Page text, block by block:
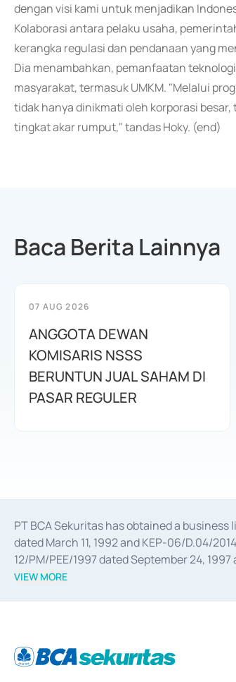
dengan visi kami untuk menjadikan
Kolaborasi antara pelaku usaha,
kerangka regulasi dan pendanaan yang
Dia menambahkan, pemanfaatan
masyarakat, termasuk UMKM. "Melalui
tidak hanya dinikmati oleh korporasi
tingkat akar rumput," tandas Hoky. (end)
Baca Berita Lainnya
07 AUG 2026
ANGGOTA DEWAN
KOMISARIS NSSS
BERUNTUN JUAL SAHAM DI
PASAR REGULER
PT BCA Sekuritas has obtained a
dated March 11, 1992 and KEP-06/D.04/
12/PM/PEE/1997 dated September 24,
divestments, and joint ventures based on
Settlement of Commercial Paper
VIEW MORE